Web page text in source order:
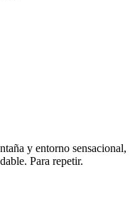
y entorno sensacional,
Para repetir.